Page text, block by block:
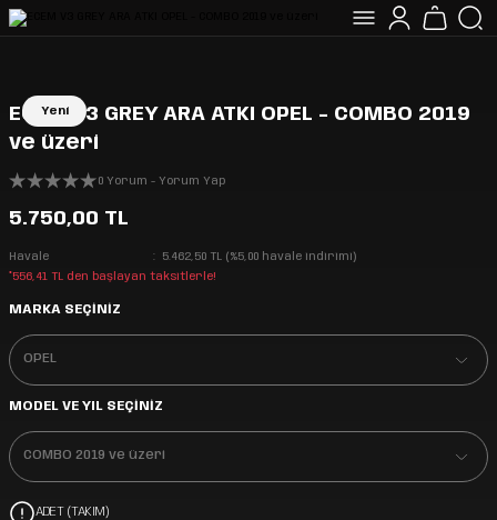
Yeni
ECEM V3 GREY ARA ATKI OPEL - COMBO 2019
ve üzeri
0 Yorum - Yorum Yap
5.750,00 TL
Havale
5.462,50 TL (%5,00 havale indirimi)
*556,41 TL den başlayan taksitlerle!
MARKA SEÇİNİZ
MODEL VE YIL SEÇİNİZ
ADET (TAKIM)